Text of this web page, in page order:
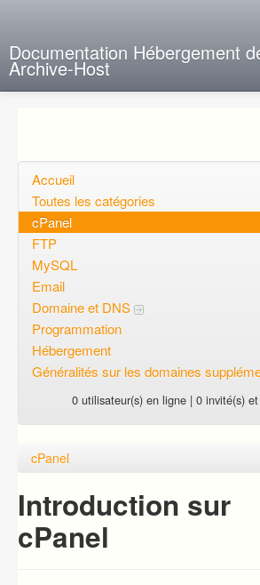
Documentation Hébergement
Archive-Host
Questions ouvertes
Voulez-vous vous inscrire?
Connexion
Accueil
Toutes les catégories
cPanel
FTP
MySQL
Email
Domaine et DNS
Programmation
Hébergement
Généralités sur les domaines
0 utilisateur(s) en ligne | 0 invité(s)
cPanel
Introduction sur
cPanel